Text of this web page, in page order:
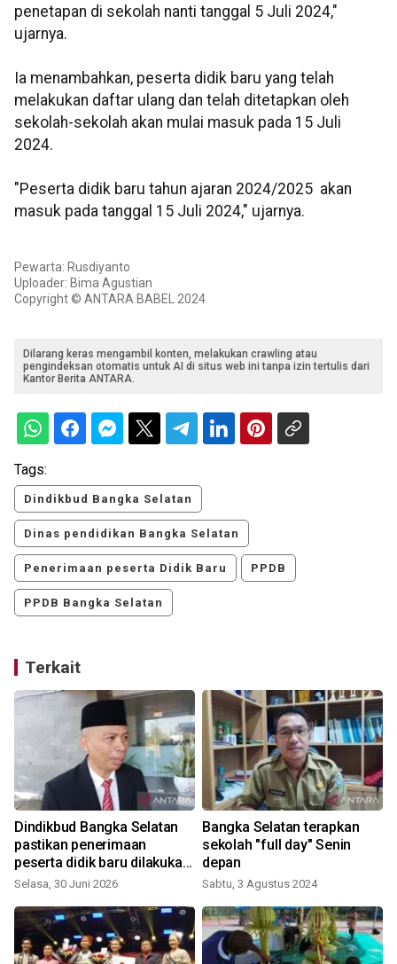
penetapan di sekolah nanti tanggal 5 Juli 2024,"
ujarnya.
Ia menambahkan, peserta didik baru yang telah
melakukan daftar ulang dan telah ditetapkan oleh
sekolah-sekolah akan mulai masuk pada 15 Juli
2024.
"Peserta didik baru tahun ajaran 2024/2025 akan
masuk pada tanggal 15 Juli 2024," ujarnya.
Pewarta: Rusdiyanto
Uploader: Bima Agustian
Copyright © ANTARA BABEL 2024
Dilarang keras mengambil konten, melakukan crawling atau
pengindeksan otomatis untuk AI di situs web ini tanpa izin tertulis dari
Kantor Berita ANTARA.
Tags:
Dindikbud Bangka Selatan
Dinas pendidikan Bangka Selatan
Penerimaan peserta Didik Baru PPDB
PPDB Bangka Selatan
Terkait
Dindikbud Bangka Selatan
pastikan penerimaan
peserta didik baru dilakukan
secara transparan-objektif
Selasa, 30 Juni 2026
Bangka Selatan terapkan
sekolah "full day" Senin
depan
Sabtu, 3 Agustus 2024